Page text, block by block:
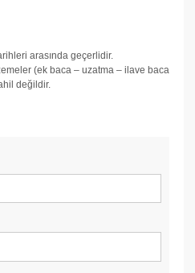
arasında geçerlidir.
(ek baca – uzatma – ilave baca
değildir.